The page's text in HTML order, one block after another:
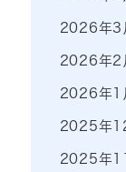
2026年3
2026年2
2026年1
2025年
2025年